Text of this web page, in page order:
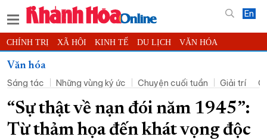
En
CHÍNH TRỊ XÃ HỘI KINH TẾ DU LỊCH VĂN HÓA
THỂ THAO
KHOA HỌC - CÔNG NGHỆ PHÁP LUẬT BẠN ĐỌC PHÓNG SỰ
THẾ GIỚI MULTIMEDIA VIDEO ĐỌC BÁO ONLINE
PODCAST THÔNG TIN - QUẢNG CÁO
Văn hóa
Sáng tác
Những vùng ký ức Chuyện cuối tuần Giải trí
“Sự thật về nạn đói năm 1945”:
Từ thảm họa đến khát vọng độc